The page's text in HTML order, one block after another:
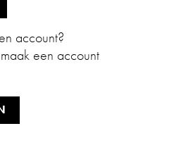
account?
een account